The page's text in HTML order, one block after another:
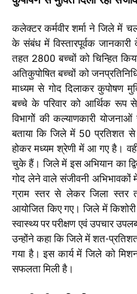
कलेक्टर कर्मवीर शर्मा ने जिले में
के संबंध में विस्तारपूर्वक
तहत 2800 बच्चों को चिन्हित
अतिकुपोषित बच्चों को
माध्यम से गोद दिलाकर कुपोषण
बच्चे के परिवार को आर्थिक रूप से
विभागोें की कल्याणकारी योजनाओं
बताया कि जिले में 50 प्रतिशत
होकर मध्यम श्रेणी में आ गए है।
चुके हैं। जिले में इस अभियान का
गोद लेने वाले संजीवनी अभिभावकों
ग्राम स्तर से लेकर जिला स्तर
आयोजित किए गए। जिले में
स्वास्थ्य पर परीक्षण एवं उपचार
उन्होंने कहा कि जिले में शत-
गया है। इस कार्य में जिले को
सफलता मिली है।